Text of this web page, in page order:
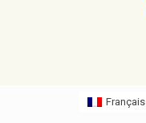
Français